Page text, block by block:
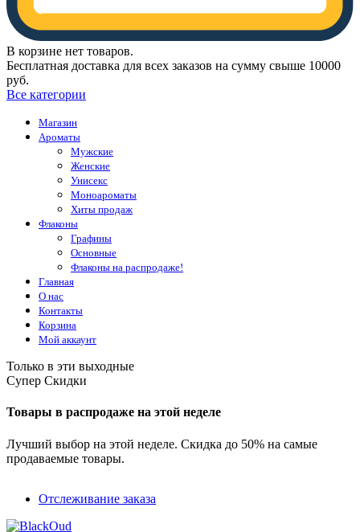
В корзине нет товаров.
Бесплатная доставка для всех заказов на сумму свыше 10000
руб.
Все категории
Магазин
Ароматы
Мужские
Женские
Унисекс
Моноароматы
Хиты продаж
Флаконы
Графины
Основные
Флаконы на распродаже!
Главная
О нас
Контакты
Корзина
Мой аккаунт
Только в эти выходные
Супер Скидки
Товары в распродаже на этой неделе
Лучший выбор на этой неделе. Скидка до 50% на самые
продаваемые товары.
Отслеживание заказа